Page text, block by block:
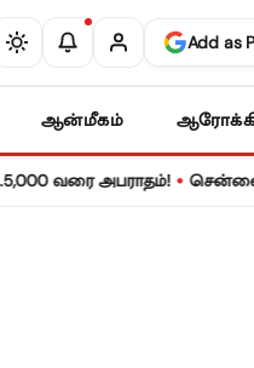
Add as
ஆன்மீகம்
அபராதம்! • சென்னையில்